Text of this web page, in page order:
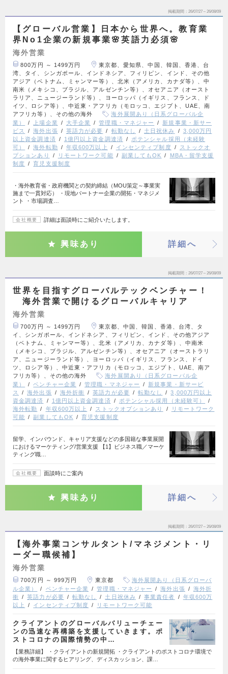
掲載期間 26/07/27～26/08/09
【グローバル営業】日本から世界へ。教育業
界No1企業の新規事業🌸英語力必須🌸
海外営業
800万円 ～ 1499万円
東京都、愛知県、中国、韓国、香港、台
湾、タイ、シンガポール、インドネシア、フィリピン、インド、その他
アジア（ベトナム、ミャンマー等）、北米（アメリカ、カナダ等）、中
南米（メキシコ、ブラジル、アルゼンチン等）、オセアニア（オースト
ラリア、ニュージーランド等）、ヨーロッパ（イギリス、フランス、ド
イツ、ロシア等）、中近東・アフリカ（モロッコ、エジプト、UAE、南
アフリカ等）、その他の海外
海外展開あり（日系グローバル企
業）
上場企業 大手企業 管理職・マネジャー
新規事業・新サー
ビス
海外出張 英語力が必要 転勤なし 土日祝休み
3,000万円
以上資金調達済
1億円以上資金調達済
ポテンシャル採用（未経験
可）
海外転勤 年収600万以上 インセンティブ制度
ストックオ
プションあり
リモートワーク可能 副業してもOK
MBA・留学支援
制度
育児支援制度
・海外教育省・政府機関との契約締結（MOU策定～事業実
施まで一貫対応） ・現地パートナー企業の開拓・マネジメ
ント ・市場調査…
会社概要 詳細は面談時にご紹介いたします。
興味あり 詳細へ
掲載期間 26/07/27～26/08/09
世界を目指すグローバルテックベンチャー！
海外営業で開けるグローバルキャリア
海外営業
700万円 ～ 1499万円
東京都、中国、韓国、香港、台湾、タ
イ、シンガポール、インドネシア、フィリピン、インド、その他アジア
（ベトナム、ミャンマー等）、北米（アメリカ、カナダ等）、中南米
（メキシコ、ブラジル、アルゼンチン等）、オセアニア（オーストラリ
ア、ニュージーランド等）、ヨーロッパ（イギリス、フランス、ドイ
ツ、ロシア等）、中近東・アフリカ（モロッコ、エジプト、UAE、南ア
フリカ等）、その他の海外
海外展開あり（日系グローバル企
業）
ベンチャー企業 管理職・マネジャー
新規事業・新サービ
ス
海外出張 海外折衝 英語力が必要 転勤なし
3,000万円以上
資金調達済
1億円以上資金調達済
ポテンシャル採用（未経験可）
海外転勤
年収600万以上 ストックオプションあり
リモートワーク
可能
副業してもOK 育児支援制度
留学、インバウンド、キャリア支援などの多国籍な事業展開
におけるマーケティング/営業支援 【1】ビジネス職／マーケ
ティング職…
会社概要 面談時にご案内
興味あり 詳細へ
掲載期間 26/07/27～26/08/09
【海外事業コンサルタント/マネジメント・リ
ーダー職候補】
海外営業
700万円 ～ 999万円 東京都
海外展開あり（日系グローバ
ル企業）
ベンチャー企業 管理職・マネジャー 海外出張
海外折
衝
英語力が必要 転勤なし 土日祝休み 事業責任者
年収600万
以上
インセンティブ制度 リモートワーク可能
クライアントのグローバルバリューチェー
ンの迅速な再構築を支援していきます。ポ
ストコロナの国際情勢の中…
【業務詳細】 ・クライアントの新規開拓 ・クライアントのポストコロナ環境で
の海外事業に関するヒアリング、ディスカッション、課…